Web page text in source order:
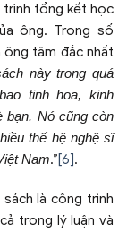
tổng kết học
ông. Trong số
ông tâm đắc nhất
này trong quá
tinh hoa, kinh
bạn. Nó cũng còn
thế hệ nghệ sĩ
Nam.”[6].
là công trình
trong lý luận và